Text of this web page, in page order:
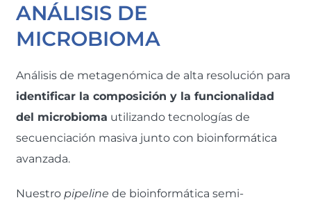
ANÁLISIS DE
MICROBIOMA
Análisis de metagenómica de alta resolución para
identificar la composición y la funcionalidad
del microbioma utilizando tecnologías de
secuenciación masiva junto con bioinformática
avanzada.
Nuestropipeline de bioinformática semi-